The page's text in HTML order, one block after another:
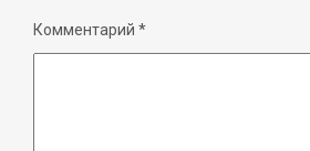
Комментарий *